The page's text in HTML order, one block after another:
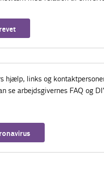
hjælp, links og
se arbejdsgivernes FAQ og